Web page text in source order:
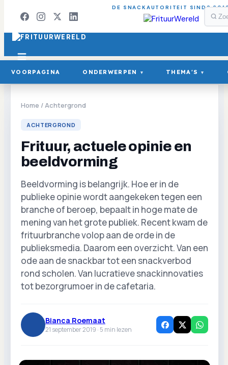
DE SNACKAUTORITEIT SINDS
VOORPAGINA ONDERWERPEN ▾ THEMA'S ▾
Home /Achtergrond
ACHTERGROND
Frituur, actuele opinie en
beeldvorming
Beeldvorming is belangrijk. Hoe er in de
publieke opinie wordt aangekeken tegen een
branche of beroep, bepaalt in hoge mate de
mening van het grote publiek. Recent kwam de
frituurbranche volop aan de orde in de
publieksmedia. Daarom een overzicht. Van een
ode aan de snackbar tot een snackverbod
rond scholen. Van lucratieve snackinnovaties
tot bezorgrumoer in de cafetaria.
Bianca Roemaat
21 september 2019 · 5 min lezen